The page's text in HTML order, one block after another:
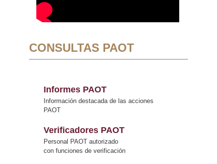
CONSULTAS PAOT
Informes PAOT
Información destacada de las acciones
PAOT
Verificadores PAOT
Personal PAOT autorizado
con funciones de verificación